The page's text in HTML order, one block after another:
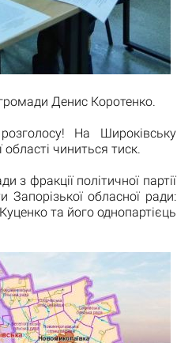
Денис Коротенко.
На Широківську
чиниться тиск.
з фракції політичної партії
Запорізької обласної ради:
та його однопартієць